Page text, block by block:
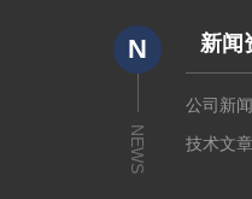
N
NEWS
新闻
公司新
技术文